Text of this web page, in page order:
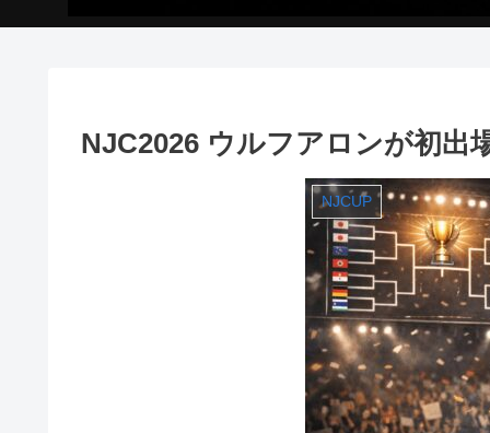
NJC2026 ウルフアロンが初出
NJCUP